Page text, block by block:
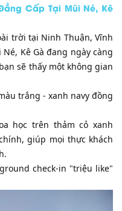
Cấp Tại Mũi Né, Kê
trời tại Ninh Thuận, Vĩnh
Kê Gà đang ngày càng
sẽ thấy một không gian
trắng - xanh navy đồng
học trên thảm cỏ xanh
giúp mọi thực khách
check-in "triệu like"